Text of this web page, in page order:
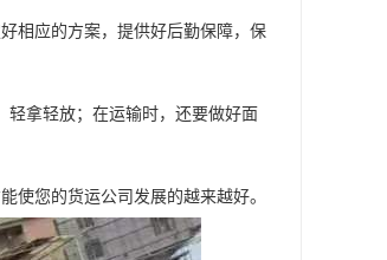
相应的方案，提供好后勤保障，保
轻拿轻放；在运输时，还要做好面
使您的货运公司发展的越来越好。